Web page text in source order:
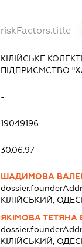
riskFactors.title
КІЛІЙСЬКЕ
ПІДПРИЄМСТВО
-
19049196
30.06.97
ШАДИМОВА
КІЛІЙСЬКИЙ,
ЯКІМОВА ТЕТЯНА
КІЛІЙСЬКИЙ,